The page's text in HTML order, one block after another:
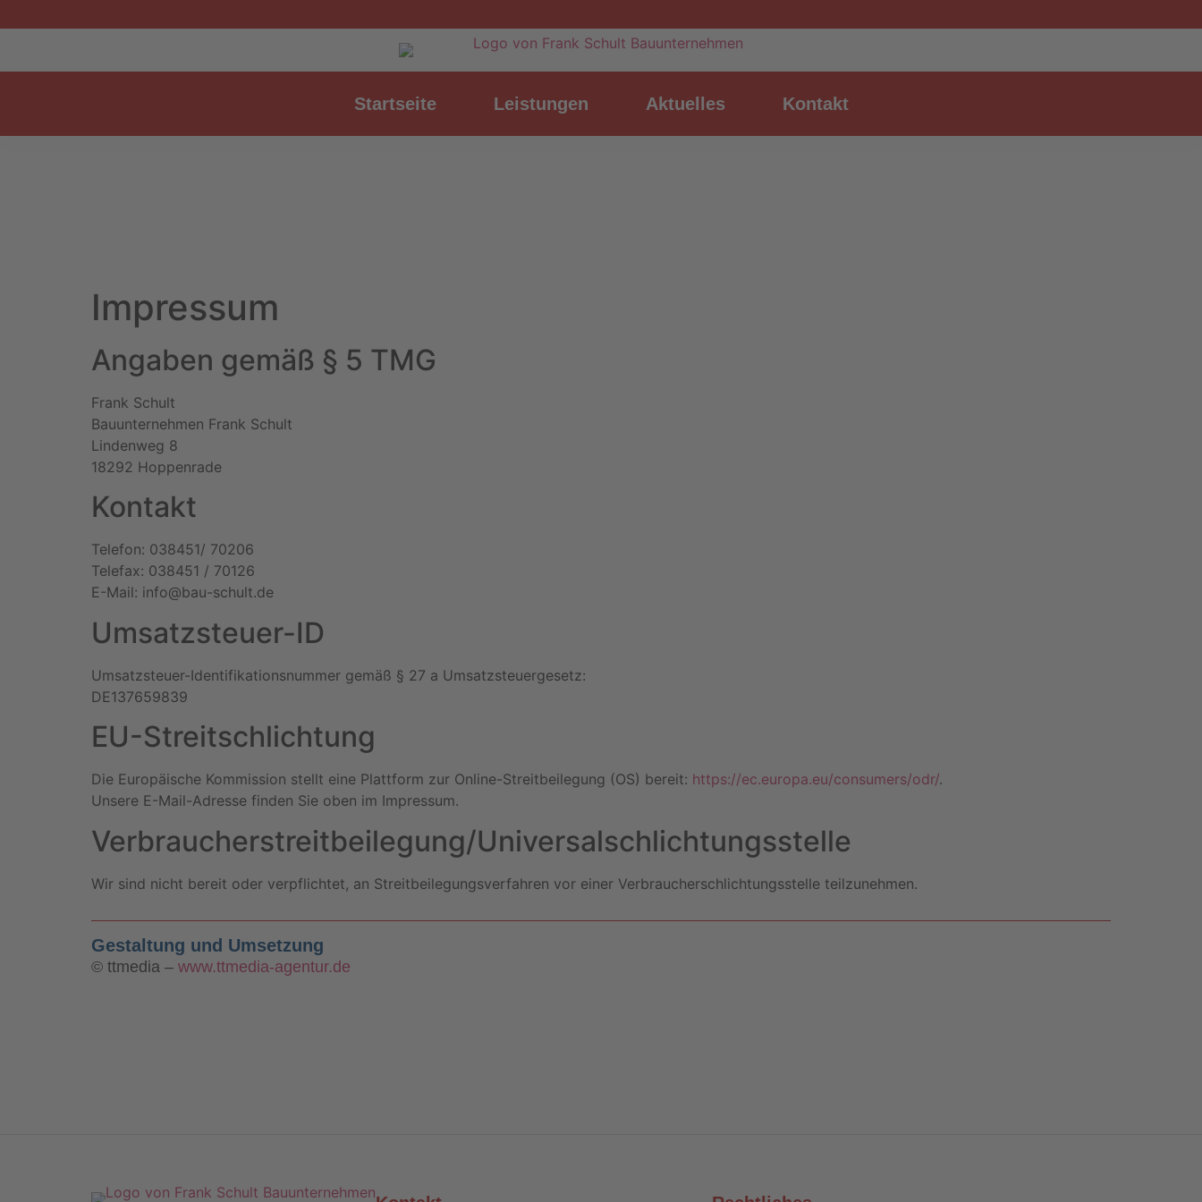
Startseite Leistungen Aktuelles Kontakt
Impressum
Angaben gemäß § 5 TMG
Frank Schult
Bauunternehmen Frank Schult
Lindenweg 8
18292 Hoppenrade
Kontakt
Telefon: 038451/ 70206
Telefax: 038451 / 70126
E-Mail: info@bau-schult.de
Umsatzsteuer-ID
Umsatzsteuer-Identifikationsnummer gemäß § 27 a Umsatzsteuergesetz:
DE137659839
EU-Streitschlichtung
Die Europäische Kommission stellt eine Plattform zur Online-Streitbeilegung (OS) bereit: https://ec.europa.eu/consumers/odr/.
Unsere E-Mail-Adresse finden Sie oben im Impressum.
Verbraucher­streit­beilegung/Universal­schlichtungs­stelle
Wir sind nicht bereit oder verpflichtet, an Streitbeilegungsverfahren vor einer Verbraucherschlichtungsstelle teilzunehmen.
Gestaltung und Umsetzung
© ttmedia – www.ttmedia-agentur.de